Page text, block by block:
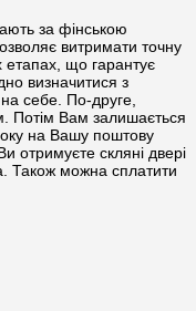
за фінською
витримати точну
етапах, що гарантує
визначитися з
себе. По-друге,
Потім Вам залишається
на Вашу поштову
отримуєте скляні двері
Також можна сплатити